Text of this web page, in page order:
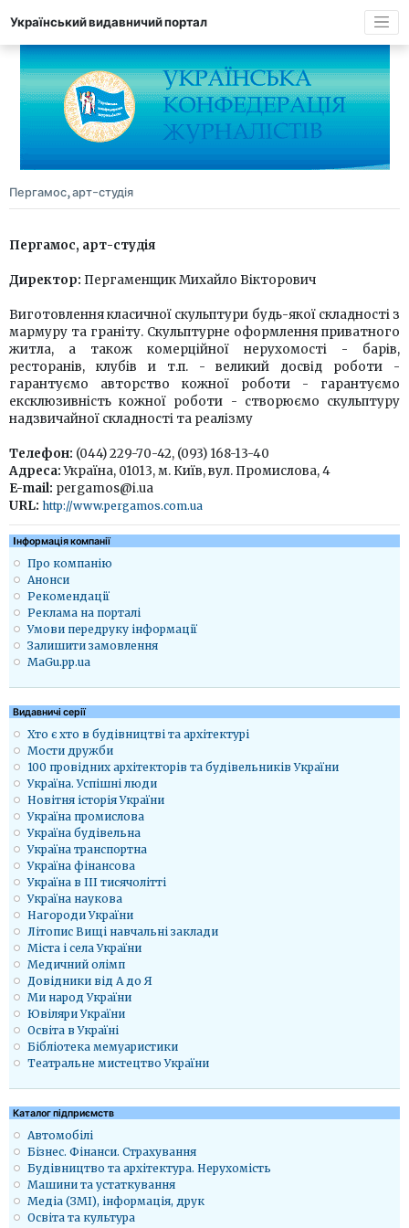
Український видавничий портал
Пергамос, арт-студія
Пергамос, арт-студія
Директор: Пергаменщик Михайло Вікторович
Виготовлення класичної скульптури будь-якої складності з
мармуру та граніту. Скульптурне оформлення приватного
житла, а також комерційної нерухомості - барів,
ресторанів, клубів и т.п. - великий досвід роботи -
гарантуємо авторство кожної роботи - гарантуємо
ексклюзивність кожної роботи - створюємо скульптуру
надзвичайної складності та реалізму
Телефон: (044) 229-70-42, (093) 168-13-40
Адреса:Україна, 01013, м. Київ, вул. Промислова, 4
E-mail: pergamos@i.ua
URL: http://www.pergamos.com.ua
Iнформація компанії
Про компанію
Анонси
Рекомендації
Реклама на порталі
Умови передруку інформації
Залишити замовлення
MaGu.pp.ua
Видавничі серії
Хто є хто в будівництві та архітектурі
Мости дружби
100 провідних архітекторів та будівельників України
Україна. Успішні люди
Новітня історія України
Україна промислова
Україна будівельна
Україна транспортна
Україна фінансова
Україна в ІІІ тисячолітті
Україна наукова
Нагороди України
Літопис Вищі навчальні заклади
Міста і села України
Медичний олімп
Довідники від А до Я
Ми народ України
Ювіляри України
Освіта в Україні
Бібліотека мемуаристики
Театральне мистецтво України
Каталог підприємств
Автомобілі
Бізнес. Фінанси. Страхування
Будівництво та архітектура. Нерухомість
Машини та устаткування
Медіа (ЗМІ), інформація, друк
Освіта та культура